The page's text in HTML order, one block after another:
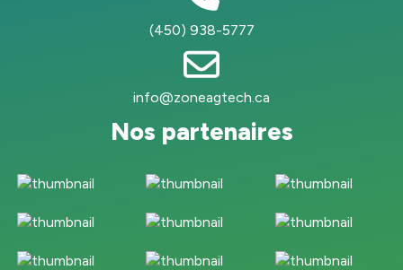
(450) 938-5777
info@zoneagtech.ca
Nos partenaires